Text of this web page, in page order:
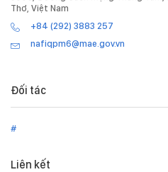
Thơ, Việt Nam
+84 (292) 3883 257
nafiqpm6@mae.gov.vn
Đối tác
#
Liên kết